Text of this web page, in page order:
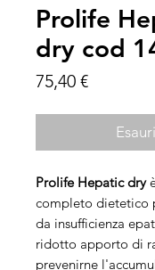
Prolife
dry cod
75,40 €Prezzo
Prolife Hepatic dry
completo dietetico
da insufficienza
ridotto apporto di
prevenirne